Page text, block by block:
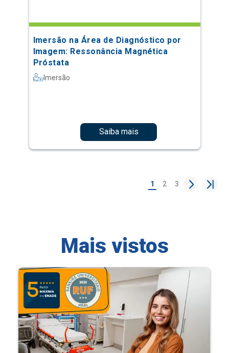
Imersão na Área de Diagnóstico por
Imagem: Ressonância Magnética
Próstata
Imersão
Saiba mais
1 2 3
Mais vistos